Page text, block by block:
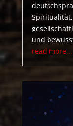
und
read more...